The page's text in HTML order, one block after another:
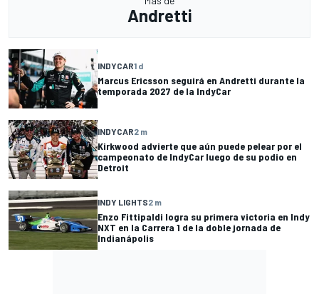
Andretti
INDYCAR1 d
Marcus Ericsson seguirá en Andretti durante la
temporada 2027 de la IndyCar
INDYCAR2 m
Kirkwood advierte que aún puede pelear por el
campeonato de IndyCar luego de su podio en
Detroit
INDY LIGHTS2 m
Enzo Fittipaldi logra su primera victoria en Indy
NXT en la Carrera 1 de la doble jornada de
Indianápolis